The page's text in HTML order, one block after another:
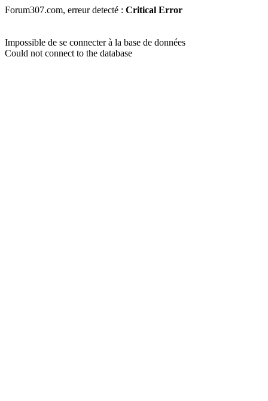
Forum307.com, erreur detecté : Critical Error
Impossible de se connecter à la base de données
Could not connect to the database